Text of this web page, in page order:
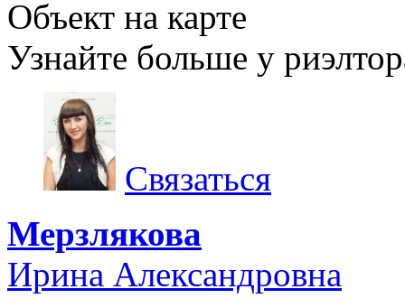
Объект на карте
Узнайте больше у
Связаться
Мерзлякова
Ирина Александровна